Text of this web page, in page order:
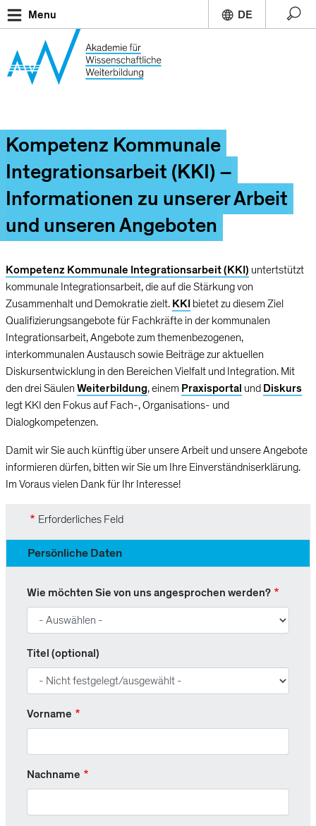
Direkt
zum
Menu
Kompetenz Kommunale
Integrationsarbeit (KKI) –
Informationen zu unserer Arbeit
und unseren Angeboten
Kompetenz Kommunale Integrationsarbeit (KKI) untertstützt
kommunale Integrationsarbeit, die auf die Stärkung von
Zusammenhalt und Demokratie zielt.KKIbietet zu diesem Ziel
Qualifizierungsangebote für Fachkräfte in der kommunalen
Integrationsarbeit, Angebote zum themenbezogenen,
interkommunalen Austausch sowie Beiträge zur aktuellen
Diskursentwicklung in den Bereichen Vielfalt und Integration. Mit
den drei SäulenWeiterbildung, einem Praxisportal undDiskurs
legt KKI den Fokus auf Fach-, Organisations- und
Dialogkompetenzen.
Damit wir Sie auch künftig über unsere Arbeit und unsere Angebote
informieren dürfen, bitten wir Sie um Ihre Einverständniserklärung.
Im Voraus vielen Dank für Ihr Interesse!
Erforderliches Feld
Persönliche Daten
Wie möchten Sie von uns angesprochen werden?
Titel (optional)
Vorname
Nachname